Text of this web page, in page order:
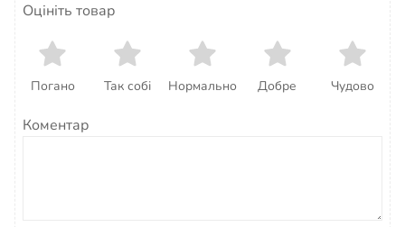
Оцініть товар
Погано Так собі Нормально Добре Чудово
Коментар